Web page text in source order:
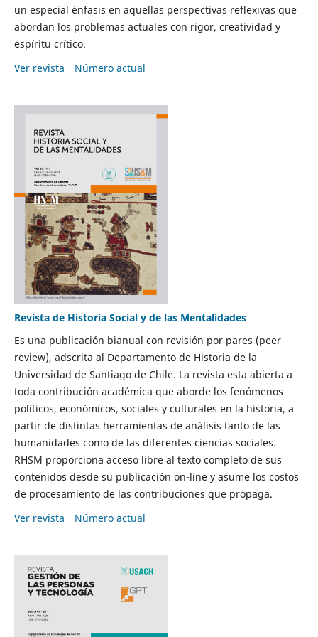
un especial énfasis en aquellas perspectivas reflexivas que
abordan los problemas actuales con rigor, creatividad y
espíritu crítico.
Ver revista
Número actual
Revista de Historia Social y de las Mentalidades
Es una publicación bianual con revisión por pares (peer
review), adscrita al Departamento de Historia de la
Universidad de Santiago de Chile. La revista esta abierta a
toda contribución académica que aborde los fenómenos
políticos, económicos, sociales y culturales en la historia, a
partir de distintas herramientas de análisis tanto de las
humanidades como de las diferentes ciencias sociales.
RHSM proporciona acceso libre al texto completo de sus
contenidos desde su publicación on-line y asume los costos
de procesamiento de las contribuciones que propaga.
Ver revista
Número actual